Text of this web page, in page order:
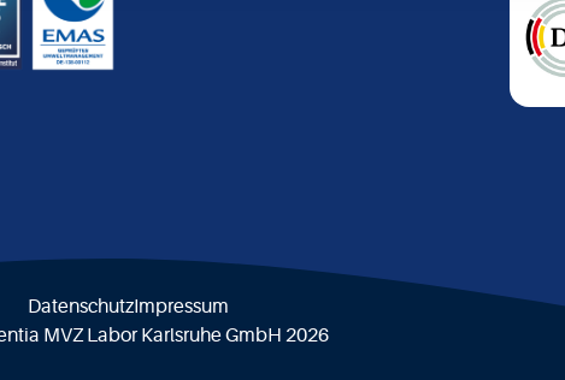
DatenschutzImpressum
MVZ Labor Karlsruhe GmbH 2026